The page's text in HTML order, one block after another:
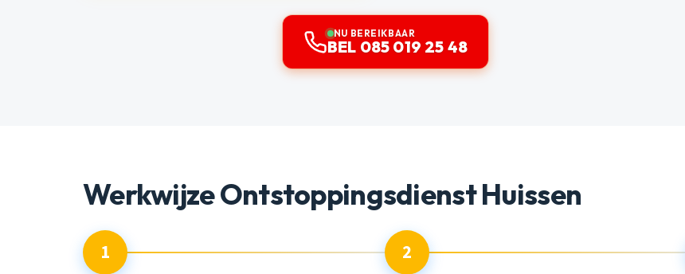
NU BEREIKBAAR
BEL 085 019 25 48
Werkwijze Ontstoppingsdienst Huissen
1 2